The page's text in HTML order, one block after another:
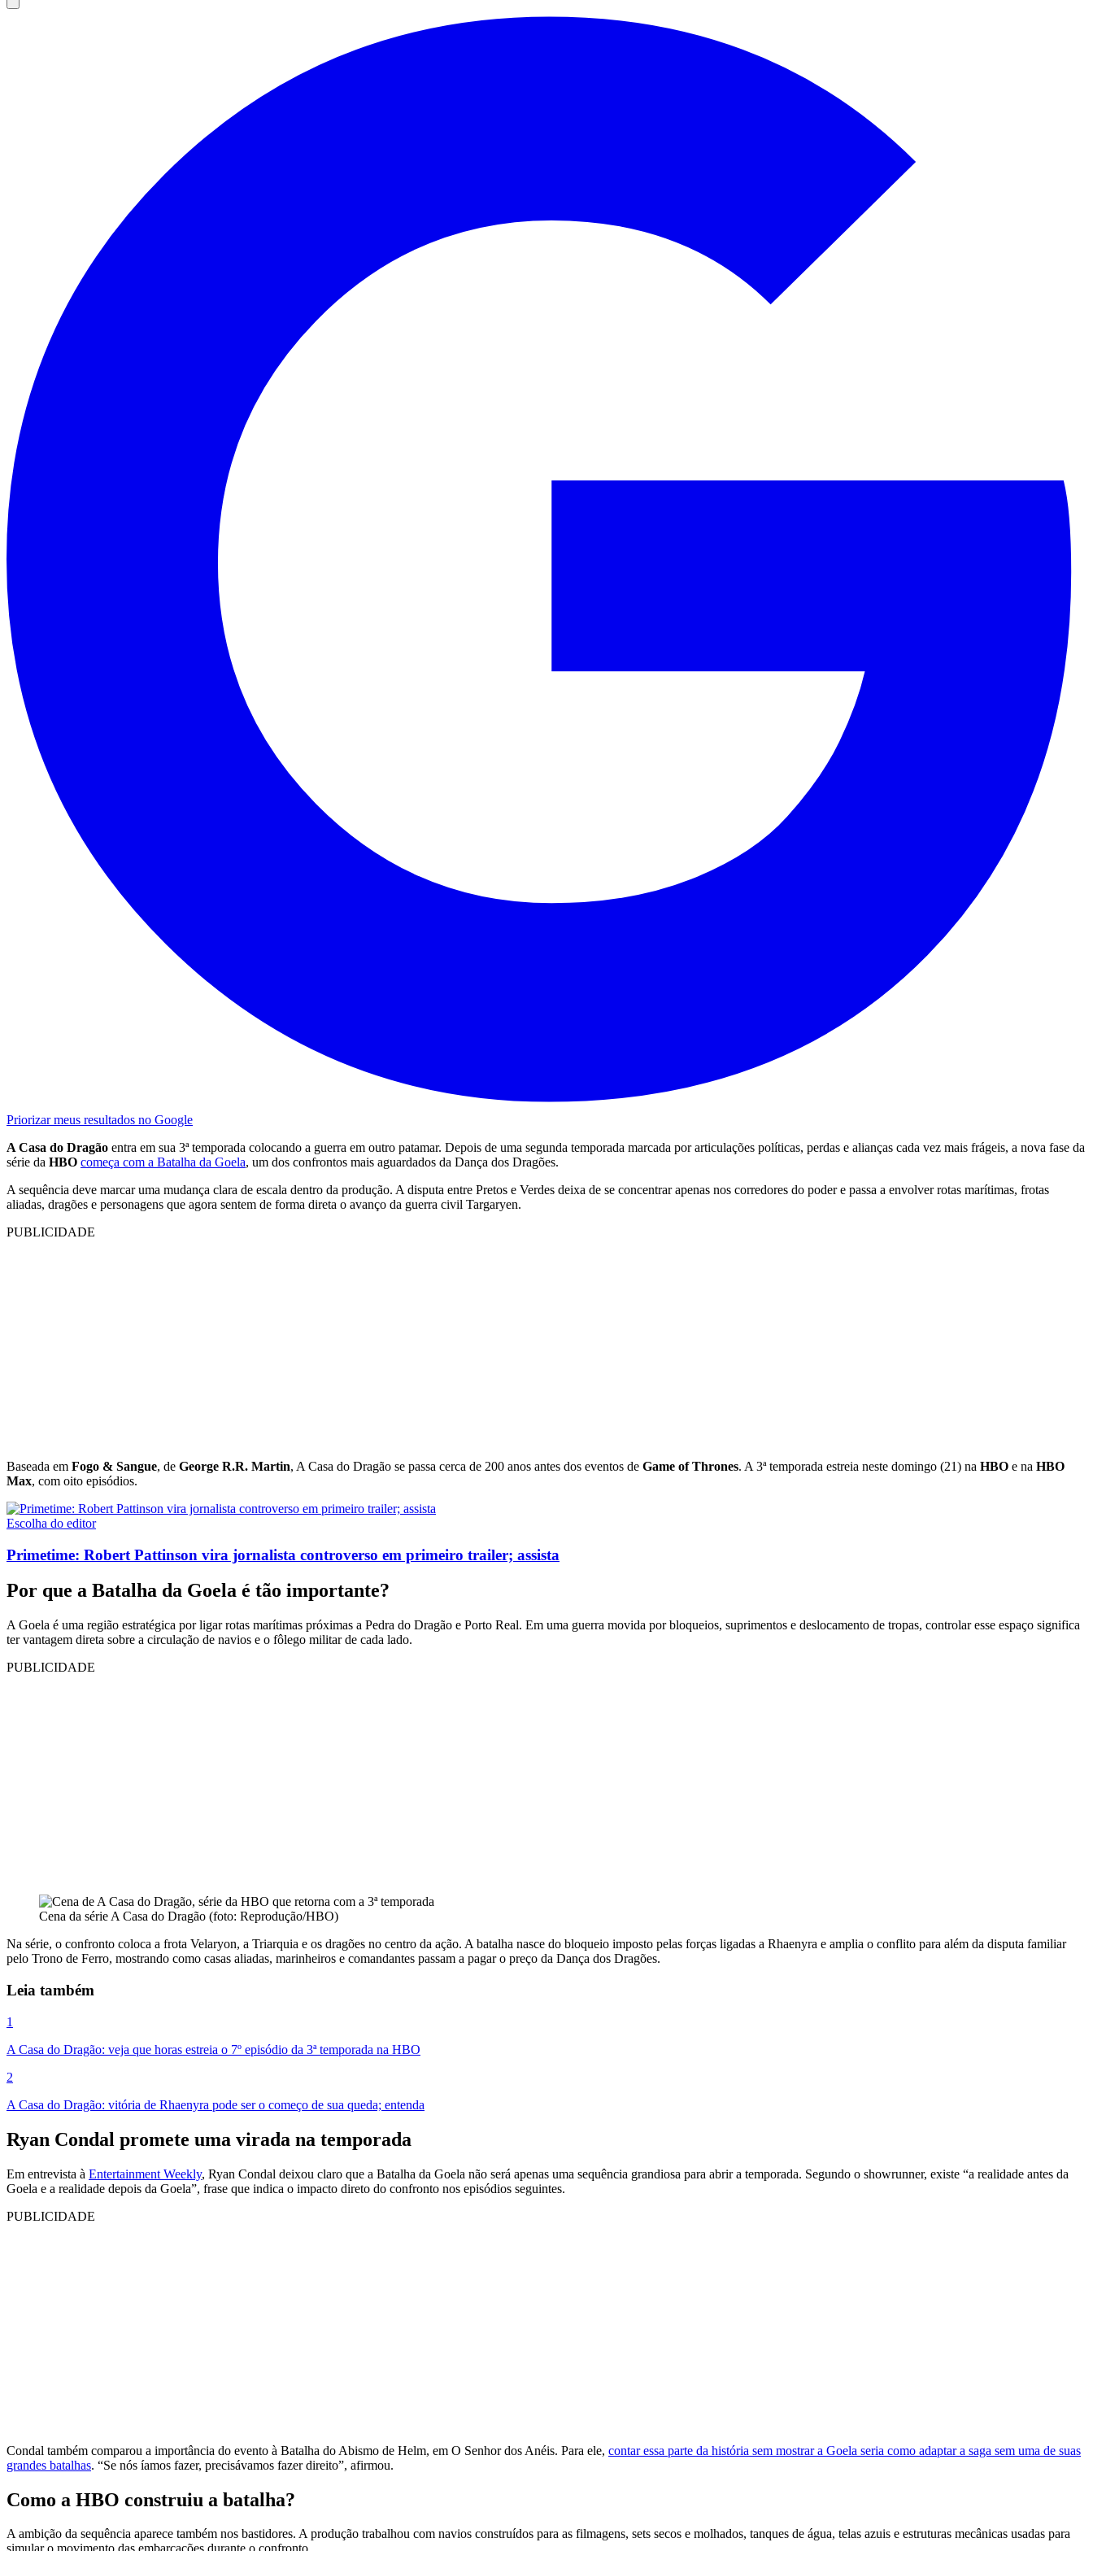
Priorizar meus resultados no Google
A Casa do Dragão entra em sua 3ª temporada colocando a guerra em outro patamar. Depois de uma segunda temporada marcada por articulações políticas, perdas e alianças cada vez mais frágeis, a nova fase da
série da HBO começa com a Batalha da Goela, um dos confrontos mais aguardados da Dança dos Dragões.
A sequência deve marcar uma mudança clara de escala dentro da produção. A disputa entre Pretos e Verdes deixa de se concentrar apenas nos corredores do poder e passa a envolver rotas marítimas, frotas
aliadas, dragões e personagens que agora sentem de forma direta o avanço da guerra civil Targaryen.
PUBLICIDADE
Baseada em Fogo & Sangue, de George R.R. Martin, A Casa do Dragão se passa cerca de 200 anos antes dos eventos de Game of Thrones. A 3ª temporada estreia neste domingo (21) na HBO e na HBO
Max, com oito episódios.
Escolha do editor
Primetime: Robert Pattinson vira jornalista controverso em primeiro trailer; assista
Por que a Batalha da Goela é tão importante?
A Goela é uma região estratégica por ligar rotas marítimas próximas a Pedra do Dragão e Porto Real. Em uma guerra movida por bloqueios, suprimentos e deslocamento de tropas, controlar esse espaço significa
ter vantagem direta sobre a circulação de navios e o fôlego militar de cada lado.
PUBLICIDADE
Cena da série A Casa do Dragão (foto: Reprodução/HBO)
Na série, o confronto coloca a frota Velaryon, a Triarquia e os dragões no centro da ação. A batalha nasce do bloqueio imposto pelas forças ligadas a Rhaenyra e amplia o conflito para além da disputa familiar
pelo Trono de Ferro, mostrando como casas aliadas, marinheiros e comandantes passam a pagar o preço da Dança dos Dragões.
Leia também
1
A Casa do Dragão: veja que horas estreia o 7º episódio da 3ª temporada na HBO
2
A Casa do Dragão: vitória de Rhaenyra pode ser o começo de sua queda; entenda
Ryan Condal promete uma virada na temporada
Em entrevista à Entertainment Weekly, Ryan Condal deixou claro que a Batalha da Goela não será apenas uma sequência grandiosa para abrir a temporada. Segundo o showrunner, existe “a realidade antes da
Goela e a realidade depois da Goela”, frase que indica o impacto direto do confronto nos episódios seguintes.
PUBLICIDADE
Condal também comparou a importância do evento à Batalha do Abismo de Helm, em O Senhor dos Anéis. Para ele, contar essa parte da história sem mostrar a Goela seria como adaptar a saga sem uma de suas
grandes batalhas. “Se nós íamos fazer, precisávamos fazer direito”, afirmou.
Como a HBO construiu a batalha?
A ambição da sequência aparece também nos bastidores. A produção trabalhou com navios construídos para as filmagens, sets secos e molhados, tanques de água, telas azuis e estruturas mecânicas usadas para